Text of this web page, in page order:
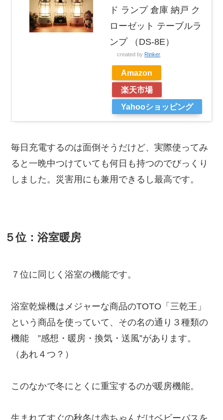
ド ランプ 倉庫 納戸 ク
ローゼット テーブルラ
ンプ （DS-8E）
created by Rinker
Amazon
楽天市場
Yahooショッピング
毎日充電するのは面倒そうだけど、実際使ってみ
ると一晩中つけていても何日も持つのでびっくり
しました。災害用にも兼用できるし最高です。
５位：浴室暖房
７位に同じく浴室の機能です。
浴室乾燥機はメジャーな商品のTOTO「三乾王」
という商品を使っていて、その名の通り３種類の
機能 ”感想・暖房・換気・送風”があります。
（あれ４つ？）
このなかで冬にとくに重宝するのが暖房機能。